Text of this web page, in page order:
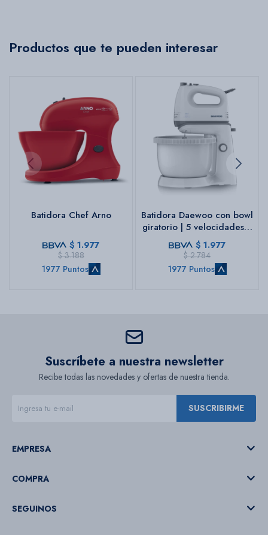
Productos que te pueden interesar
Batidora Chef Arno
$ 1.977
$ 3.188
1977 Puntos
Batidora Daewoo con bowl
giratorio | 5 velocidades +
Turbo | Color blanco
$ 1.977
$ 2.784
1977 Puntos
Suscríbete a nuestra newsletter
Recibe todas las novedades y ofertas de nuestra tienda.
SUSCRIBIRME
EMPRESA
COMPRA
SEGUINOS